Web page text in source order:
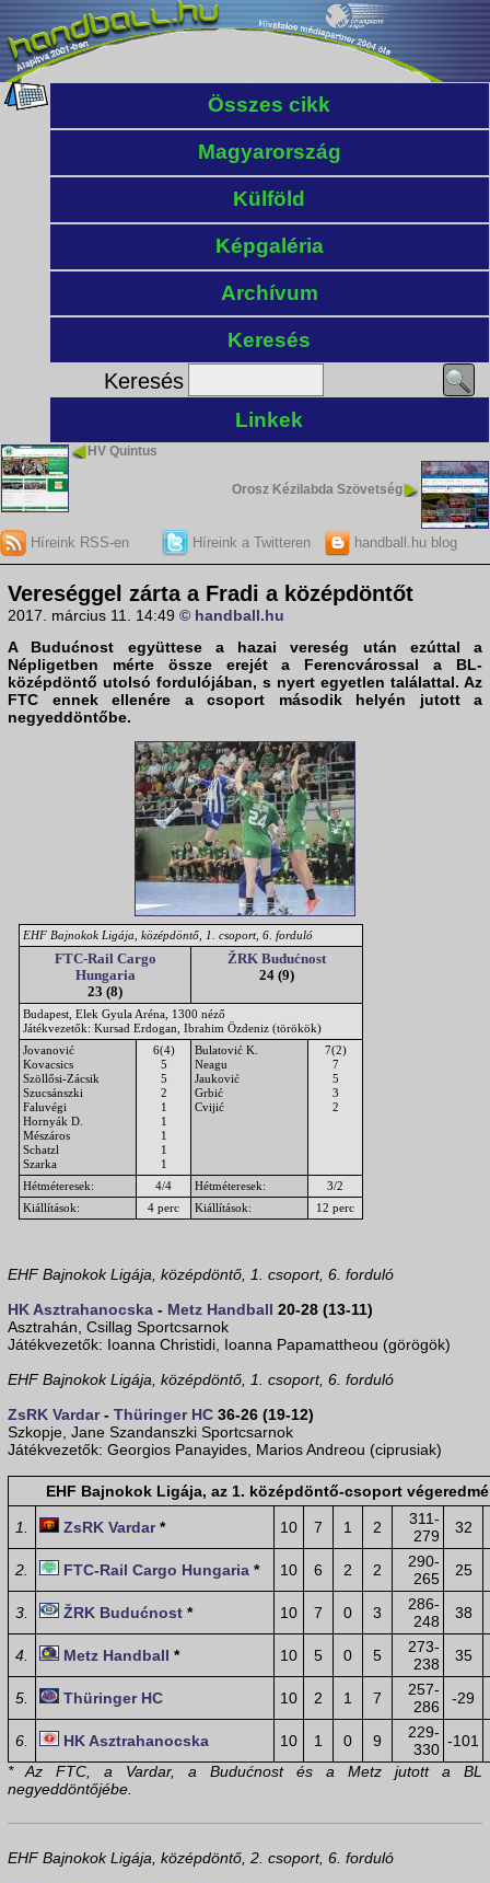
Összes cikk
Magyarország
Külföld
Képgaléria
Archívum
Keresés
Keresés
Linkek
HV Quintus
Orosz Kézilabda Szövetség
Híreink RSS-en Híreink a Twitteren handball.hu blog
Vereséggel zárta a Fradi a középdöntőt
2017. március 11. 14:49 © handball.hu
A Budućnost együttese a hazai vereség után ezúttal a
Népligetben mérte össze erejét a Ferencvárossal a BL-
középdöntő utolsó fordulójában, s nyert egyetlen találattal. Az
FTC ennek ellenére a csoport második helyén jutott a
negyeddöntőbe.
EHF Bajnokok Ligája, középdöntő, 1. csoport, 6. forduló
FTC-Rail Cargo
Hungaria
23 (8)
ŽRK Budućnost
24 (9)
Budapest, Elek Gyula Aréna, 1300 néző
Játékvezetők: Kursad Erdogan, Ibrahim Özdeniz (törökök)
Jovanović
Kovacsics
Szöllősi-Zácsik
Szucsánszki
Faluvégi
Hornyák D.
Mészáros
Schatzl
Szarka
6(4)
5
5
2
1
1
1
1
1
Bulatović K.
Neagu
Jauković
Grbić
Cvijić
7(2)
7
5
3
2
Hétméteresek: 4/4 Hétméteresek:
3/2
Kiállítások:
4 perc Kiállítások: 12 perc
EHF Bajnokok Ligája, középdöntő, 1. csoport, 6. forduló
HK Asztrahanocska - Metz Handball 20-28 (13-11)
Asztrahán, Csillag Sportcsarnok
Játékvezetők: Ioanna Christidi, Ioanna Papamattheou (görögök)
EHF Bajnokok Ligája, középdöntő, 1. csoport, 6. forduló
ZsRK Vardar- Thüringer HC 36-26 (19-12)
Szkopje, Jane Szandanszki Sportcsarnok
Játékvezetők: Georgios Panayides, Marios Andreou (ciprusiak)
EHF Bajnokok Ligája, az 1. középdöntő-csoport
1. ZsRK Vardar* 10 7 1 2
311-
279
32
2. FTC-Rail Cargo Hungaria * 10 6 2 2
290-
265
25
3. ŽRK Budućnost * 10 7 0 3
286-
248
38
4. Metz Handball * 10 5 0 5
273-
238
35
5. Thüringer HC 10 2 1 7
257-
286
-29
6. HK Asztrahanocska 10 1 0 9
229-
330 -101
* Az FTC, a Vardar, a Budućnost és a Metz jutott a BL
negyeddöntőjébe.
EHF Bajnokok Ligája, középdöntő, 2. csoport, 6. forduló